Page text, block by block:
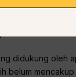
Sora 2
didukung oleh
belum